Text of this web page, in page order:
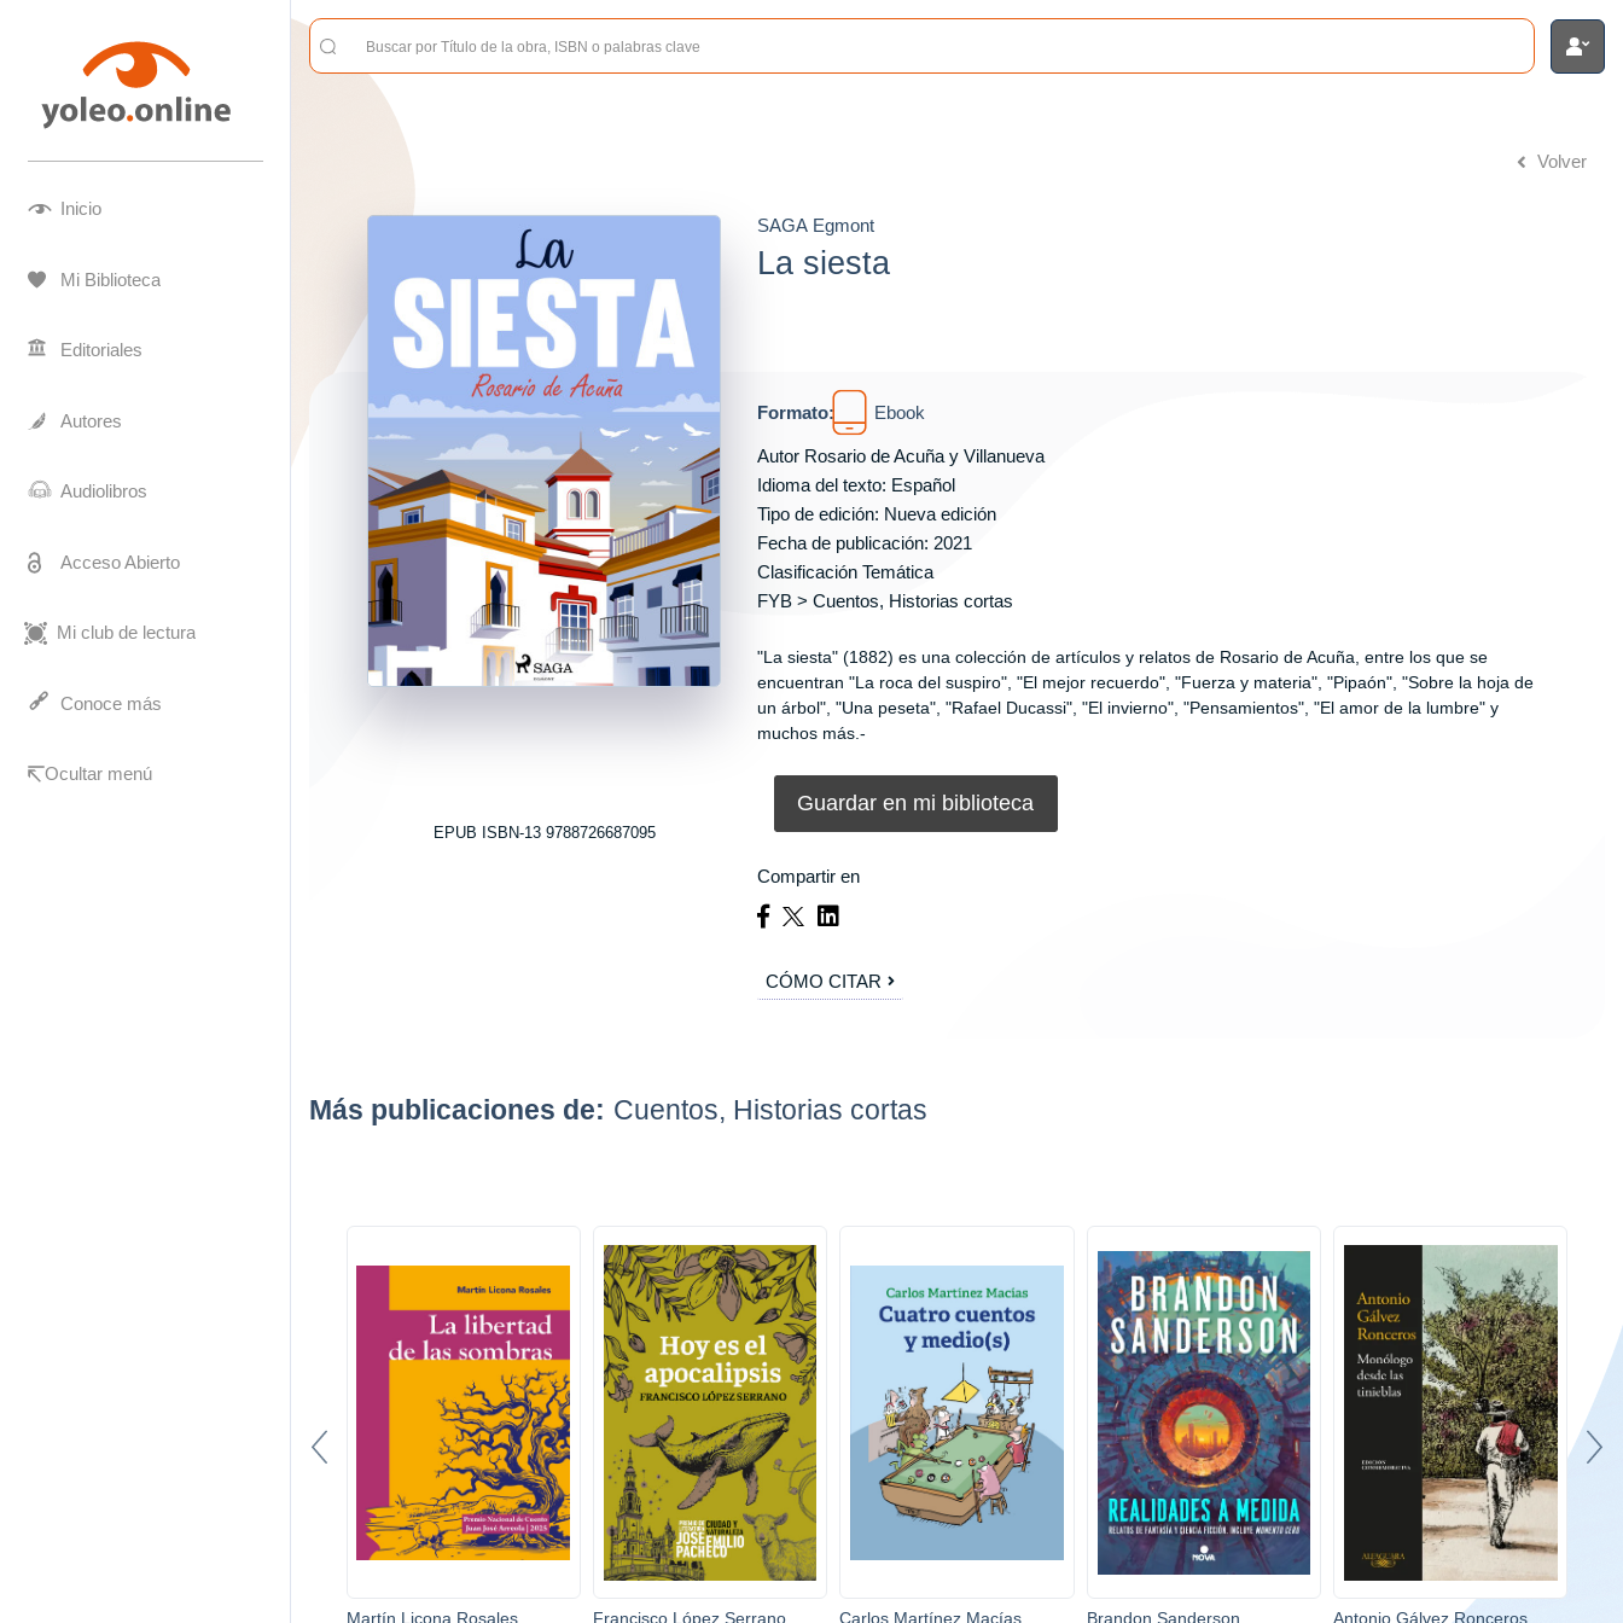
Inicio
Mi Biblioteca
Editoriales
Autores
Audiolibros
Acceso Abierto
Mi club de lectura
Conoce más
Ocultar menú
Volver
EPUB ISBN-13 9788726687095
SAGA Egmont
La siesta
Formato: Ebook
Autor Rosario de Acuña y Villanueva
Idioma del texto: Español
Tipo de edición: Nueva edición
Fecha de publicación: 2021
Clasificación Temática
FYB > Cuentos, Historias cortas
"La siesta" (1882) es una colección de artículos y relatos de Rosario de Acuña, entre los que se
encuentran "La roca del suspiro", "El mejor recuerdo", "Fuerza y materia", "Pipaón", "Sobre la hoja de
un árbol", "Una peseta", "Rafael Ducassi", "El invierno", "Pensamientos", "El amor de la lumbre" y
muchos más.-
Guardar en mi biblioteca
Compartir en
CÓMO CITAR
Más publicaciones de: Cuentos, Historias cortas
Martín Licona Rosales Francisco López Serrano Carlos Martínez Macías Brandon Sanderson Antonio Gálvez Ronceros